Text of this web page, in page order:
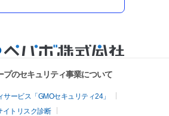
のセキュリティ事業について
ービス「GMOセキュリティ24」
イトリスク診断